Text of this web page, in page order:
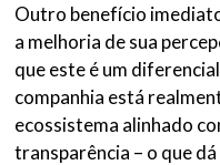
Outro benefício
a melhoria de sua
que este é um
companhia está
ecossistema alinhado
transparência – o que